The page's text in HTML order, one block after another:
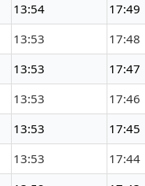
13:54 17:49
13:53 17:48
13:53 17:47
13:53 17:46
13:53 17:45
13:53 17:44